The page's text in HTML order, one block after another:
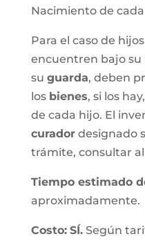
Nacimiento de
Para el caso de
encuentren bajo su
su guarda, deben
los bienes, si los
de cada hijo. El
curadordesignado
trámite, consultar
Tiempo estimado
aproximadamente.
Costo: SÍ.Según